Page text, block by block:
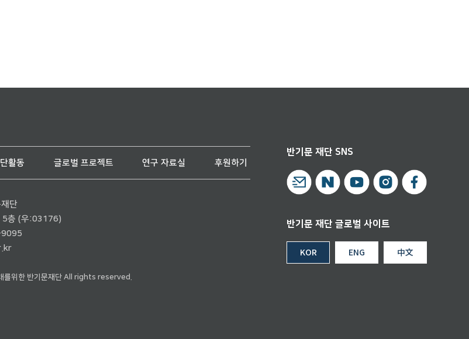
활동 글로벌 프로젝트 연구 자료실 후원하기
단
5층 (우:03176)
위한 반기문재단 All rights reserved.
반기문 재단 SNS
반기문 재단 글로벌 사이트
KOR ENG 中文